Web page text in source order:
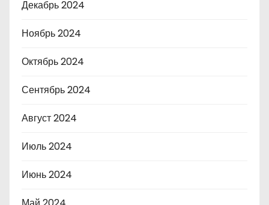
Декабрь 2024
Ноябрь 2024
Октябрь 2024
Сентябрь 2024
Август 2024
Июль 2024
Июнь 2024